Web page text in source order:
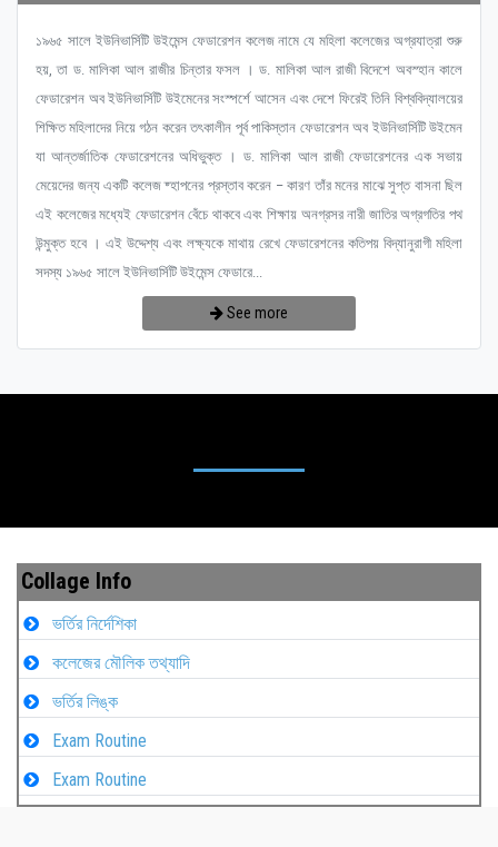
১৯৬৫ সালে ইউনিভার্সিটি উইমেন্স ফেডারেশন কলেজ নামে যে মহিলা কলেজের অগ্রযাত্রা শুরু
হয়, তা ড. মালিকা আল রাজীর চিন্তার ফসল । ড. মালিকা আল রাজী বিদেশে অবস্হান কালে
ফেডারেশন অব ইউনিভার্সিটি উইমেনের সংস্পর্শে আসেন এবং দেশে ফিরেই তিনি বিশ্ববিদ্যালয়ের
শিক্ষিত মহিলাদের নিয়ে গঠন করেন তৎকালীন পূর্ব পাকিস্তান ফেডারেশন অব ইউনিভার্সিটি উইমেন
যা আন্তর্জাতিক ফেডারেশনের অধিভুক্ত । ড. মালিকা আল রাজী ফেডারেশনের এক সভায়
মেয়েদের জন্য একটি কলেজ ষ্হাপনের প্রস্তাব করেন – কারণ তাঁর মনের মাঝে সুপ্ত বাসনা ছিল
এই কলেজের মধ্যেই ফেডারেশন বেঁচে থাকবে এবং শিক্ষায় অনগ্রসর নারী জাতির অগ্রগতির পথ
উন্মুক্ত হবে । এই উদ্দেশ্য এবং লক্ষ্যকে মাথায় রেখে ফেডারেশনের কতিপয় বিদ্যানুরাগী মহিলা
সদস্য ১৯৬৫ সালে ইউনিভার্সিটি উইমেন্স ফেডারে...
See more
Collage Info
ভর্তির নির্দেশিকা
কলেজের মৌলিক তথ্যাদি
ভর্তির লিঙ্ক
Exam Routine
Exam Routine